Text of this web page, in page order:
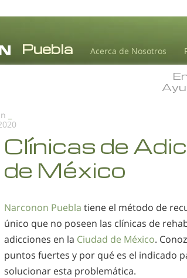
Acerca de Nosotros
Clínicas de
de México
Narconon Puebla tiene el método de
único que no poseen las clínicas de
adicciones en la Ciudad de México.
puntos fuertes y por qué es el indicado
solucionar esta problemática.